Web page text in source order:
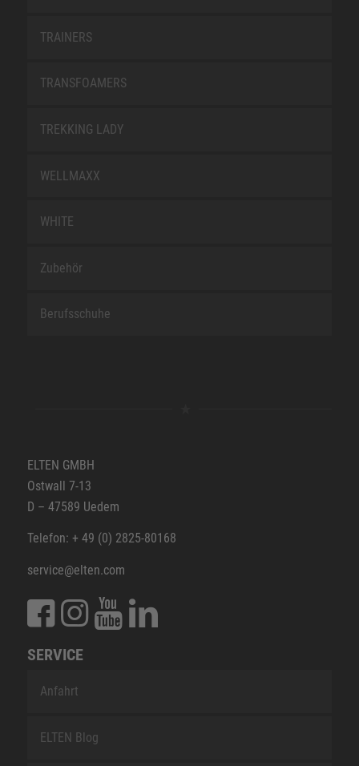
TRAINERS
TRANSFOAMERS
TREKKING LADY
WELLMAXX
WHITE
Zubehör
Berufsschuhe
ELTEN GMBH
Ostwall 7-13
D – 47589 Uedem
Telefon: + 49 (0) 2825-80168
service@elten.com
SERVICE
Anfahrt
ELTEN Blog